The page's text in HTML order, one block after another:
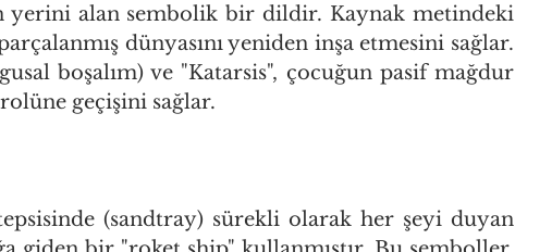
yerini alan sembolik bir dildir. Kaynak metindeki
dünyasını yeniden inşa etmesini sağlar.
boşalım) ve "Katarsis", çocuğun pasif mağdur
geçişini sağlar.
(sandtray) sürekli olarak her şeyi duyan